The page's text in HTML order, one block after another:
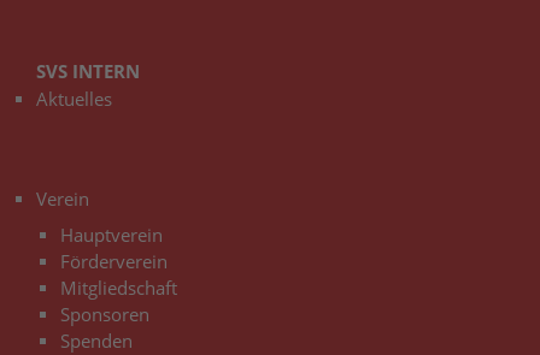
SVS INTERN
Aktuelles
Verein
Hauptverein
Förderverein
Mitgliedschaft
Sponsoren
Spenden